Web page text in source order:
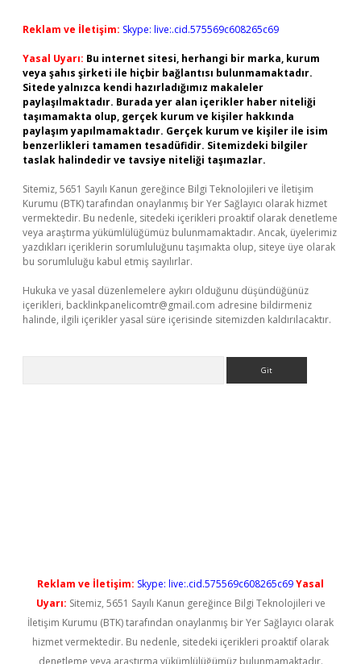
Reklam ve İletişim: Skype: live:.cid.575569c608265c69
Yasal Uyarı: Bu internet sitesi, herhangi bir marka, kurum
veya şahıs şirketi ile hiçbir bağlantısı bulunmamaktadır.
Sitede yalnızca kendi hazırladığımız makaleler
paylaşılmaktadır. Burada yer alan içerikler haber niteliği
taşımamakta olup, gerçek kurum ve kişiler hakkında
paylaşım yapılmamaktadır. Gerçek kurum ve kişiler ile isim
benzerlikleri tamamen tesadüfidir. Sitemizdeki bilgiler
taslak halindedir ve tavsiye niteliği taşımazlar.
Sitemiz, 5651 Sayılı Kanun gereğince Bilgi Teknolojileri ve İletişim
Kurumu (BTK) tarafından onaylanmış bir Yer Sağlayıcı olarak hizmet
vermektedir. Bu nedenle, sitedeki içerikleri proaktif olarak denetleme
veya araştırma yükümlülüğümüz bulunmamaktadır. Ancak, üyelerimiz
yazdıkları içeriklerin sorumluluğunu taşımakta olup, siteye üye olarak
bu sorumluluğu kabul etmiş sayılırlar.
Hukuka ve yasal düzenlemelere aykırı olduğunu düşündüğünüz
içerikleri, backlinkpanelicomtr@gmail.com adresine bildirmeniz
halinde, ilgili içerikler yasal süre içerisinde sitemizden kaldırılacaktır.
Reklam ve İletişim: Skype: live:.cid.575569c608265c69Yasal
Uyarı: Sitemiz, 5651 Sayılı Kanun gereğince Bilgi Teknolojileri ve
İletişim Kurumu (BTK) tarafından onaylanmış bir Yer Sağlayıcı olarak
hizmet vermektedir. Bu nedenle, sitedeki içerikleri proaktif olarak
denetleme veya araştırma yükümlülüğümüz bulunmamaktadır.